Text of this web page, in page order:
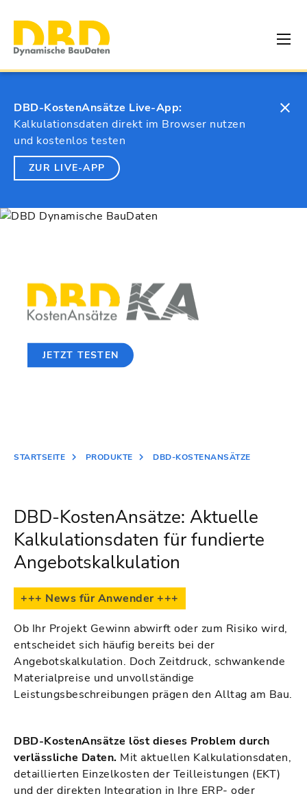
DBD-KostenAnsätze Live-App:
Kalkulationsdaten direkt im Browser nutzen
und kostenlos testen
ZUR LIVE-APP
JETZT TESTEN
STARTSEITE PRODUKTE DBD-KOSTENANSÄTZE
DBD-KostenAnsätze: Aktuelle
Kalkulationsdaten für fundierte
Angebotskalkulation
+++ News für Anwender +++
Ob Ihr Projekt Gewinn abwirft oder zum Risiko wird,
entscheidet sich häufig bereits bei der
Angebotskalkulation. Doch Zeitdruck, schwankende
Materialpreise und unvollständige
Leistungsbeschreibungen prägen den Alltag am Bau.
DBD-KostenAnsätze löst dieses Problem durch
verlässliche Daten. Mit aktuellen Kalkulationsdaten,
detaillierten Einzelkosten der Teilleistungen (EKT)
und der direkten Integration in Ihre ERP- oder